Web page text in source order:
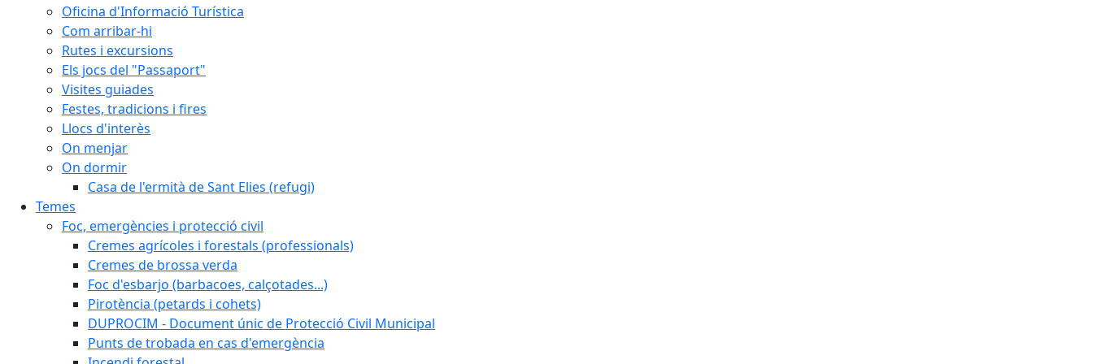
Oficina d'Informació Turística
Com arribar-hi
Rutes i excursions
Els jocs del "Passaport"
Visites guiades
Festes, tradicions i fires
Llocs d'interès
On menjar
On dormir
Casa de l'ermità de Sant Elies (refugi)
Temes
Foc, emergències i protecció civil
Cremes agrícoles i forestals (professionals)
Cremes de brossa verda
Foc d'esbarjo (barbacoes, calçotades...)
Pirotència (petards i cohets)
DUPROCIM - Document únic de Protecció Civil Municipal
Punts de trobada en cas d'emergència